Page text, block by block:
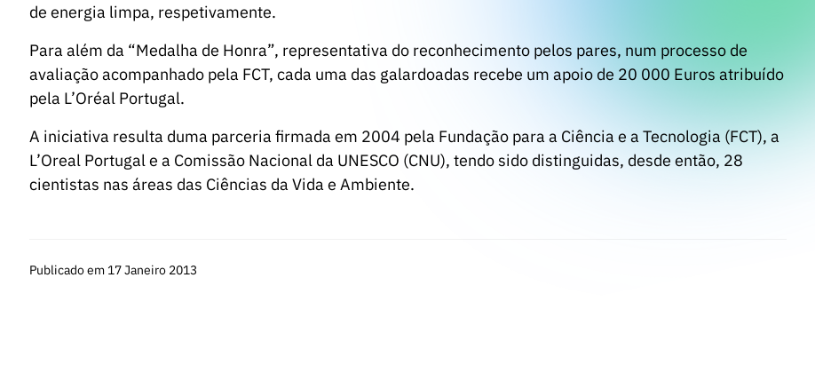
de energia limpa, respetivamente.
Para além da “Medalha de Honra”, representativa do reconhecimento pelos pares, num processo de
avaliação acompanhado pela FCT, cada uma das galardoadas recebe um apoio de 20 000 Euros atribuído
pela L’Oréal Portugal.
A iniciativa resulta duma parceria firmada em 2004 pela Fundação para a Ciência e a Tecnologia (FCT), a
L’Oreal Portugal e a Comissão Nacional da UNESCO (CNU), tendo sido distinguidas, desde então, 28
cientistas nas áreas das Ciências da Vida e Ambiente.
Publicado em 17 Janeiro 2013